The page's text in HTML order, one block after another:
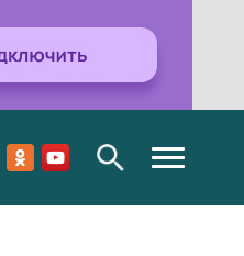
Toggle
navigation